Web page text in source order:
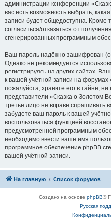
администрации конференции
вас есть возможность выбрать,
записи будет общедоступна. Кроме
согласиться/отказаться от
сгенерированных программным
Ваш пароль надёжно зашифрован
Однако не рекомендуется
регистрируясь на других сайтах.
к вашей учётной записи на форумах
пожалуйста, храните его в тайне, ни
представители «Сказка о Золотом
третье лицо не вправе спрашивать
забудете ваш пароль к вашей
воспользоваться функцией
предусмотренной программным
необходимо ввести ваше имя
программное обеспечение phpBB
вашей учётной записи.
На главную Список форумов
Создано на основе phpBB®
Русская